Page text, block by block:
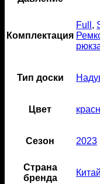
Комплектация
Full ,
Тип доски
Цвет
Сезон 2023
Страна
бренда
Китай